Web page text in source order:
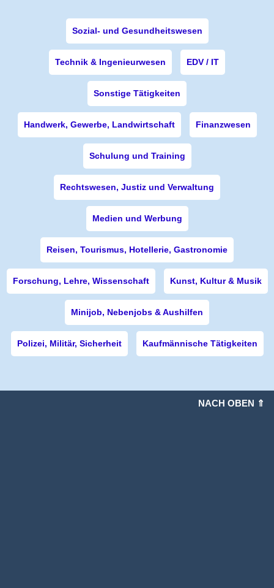
Sozial- und Gesundheitswesen
Technik & Ingenieurwesen EDV / IT
Sonstige Tätigkeiten
Handwerk, Gewerbe, Landwirtschaft Finanzwesen
Schulung und Training
Rechtswesen, Justiz und Verwaltung
Medien und Werbung
Reisen, Tourismus, Hotellerie, Gastronomie
Forschung, Lehre, Wissenschaft Kunst, Kultur & Musik
Minijob, Nebenjobs & Aushilfen
Polizei, Militär, Sicherheit Kaufmännische Tätigkeiten
NACH OBEN ⇑